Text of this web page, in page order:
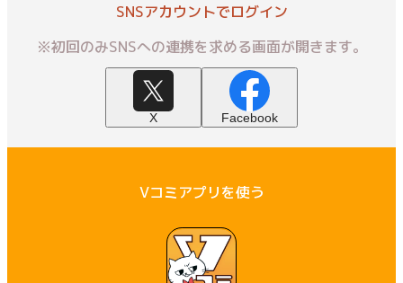
SNSアカウントでログイン
※初回のみSNSへの連携を求める画面が開きます。
X Facebook
Vコミアプリを使う